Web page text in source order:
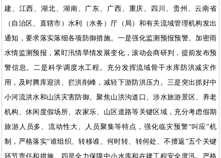
建、江西、湖北、湖南、广东、广西、重庆、四川、贵州、云南省
（自治区、直辖市）水利（水务）厅（局）和有关流域管理机构发出
通知，要求落实落细各项防御措施。一是强化监测预报预警。加密雨
水情监测预报，紧盯汛情旱情发展变化，滚动会商研判，提前发布预
警信息。二是科学调度水工程。充分发挥流域骨干水库防洪减灾作
用，及时腾库迎洪、拦洪削峰，减轻下游防洪压力。三是突出抓好中
小河流洪水和山洪灾害防御。聚焦山洪沟道口、涉水旅游景区、养老
机构、休闲度假场所、农家乐、山区道路等关键区域，充分考虑假期
旅游人员多、流动性大、人员聚集等特点，强化临灾预警“叫应”机
制，严格落实“谁组织、转移谁、何时转、转何处、不擅返”五个关键
环节责任和措施。四是全力保障中小水库和在建工程安全度汛。严格